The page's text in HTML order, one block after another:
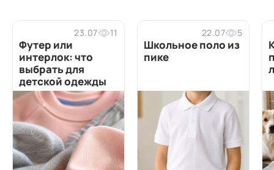
23.07 11
Футер или
интерлок: что
выбрать для
детской одежды
22.07 5
Школьное поло из
пике